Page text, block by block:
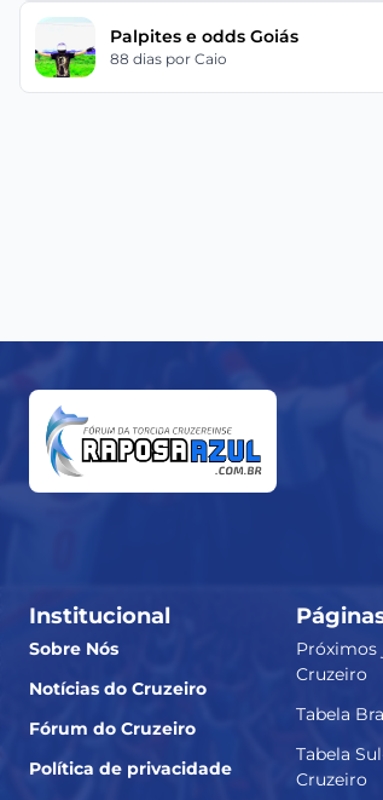
Palpites e odds Goiás
88 dias por Caio
Institucional
Sobre Nós
Notícias do Cruzeiro
Fórum do Cruzeiro
Política de privacidade
Próximos
Cruzeiro
Tabela
Tabela
Cruzeiro